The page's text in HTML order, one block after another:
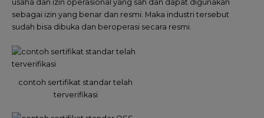
usaha dan izin operasional yang sah dan dapat digunakan
sebagai izin yang benar dan resmi. Maka industri tersebut
sudah bisa dibuka dan beroperasi secara resmi.
contoh sertifikat standar telah
terverifikasi